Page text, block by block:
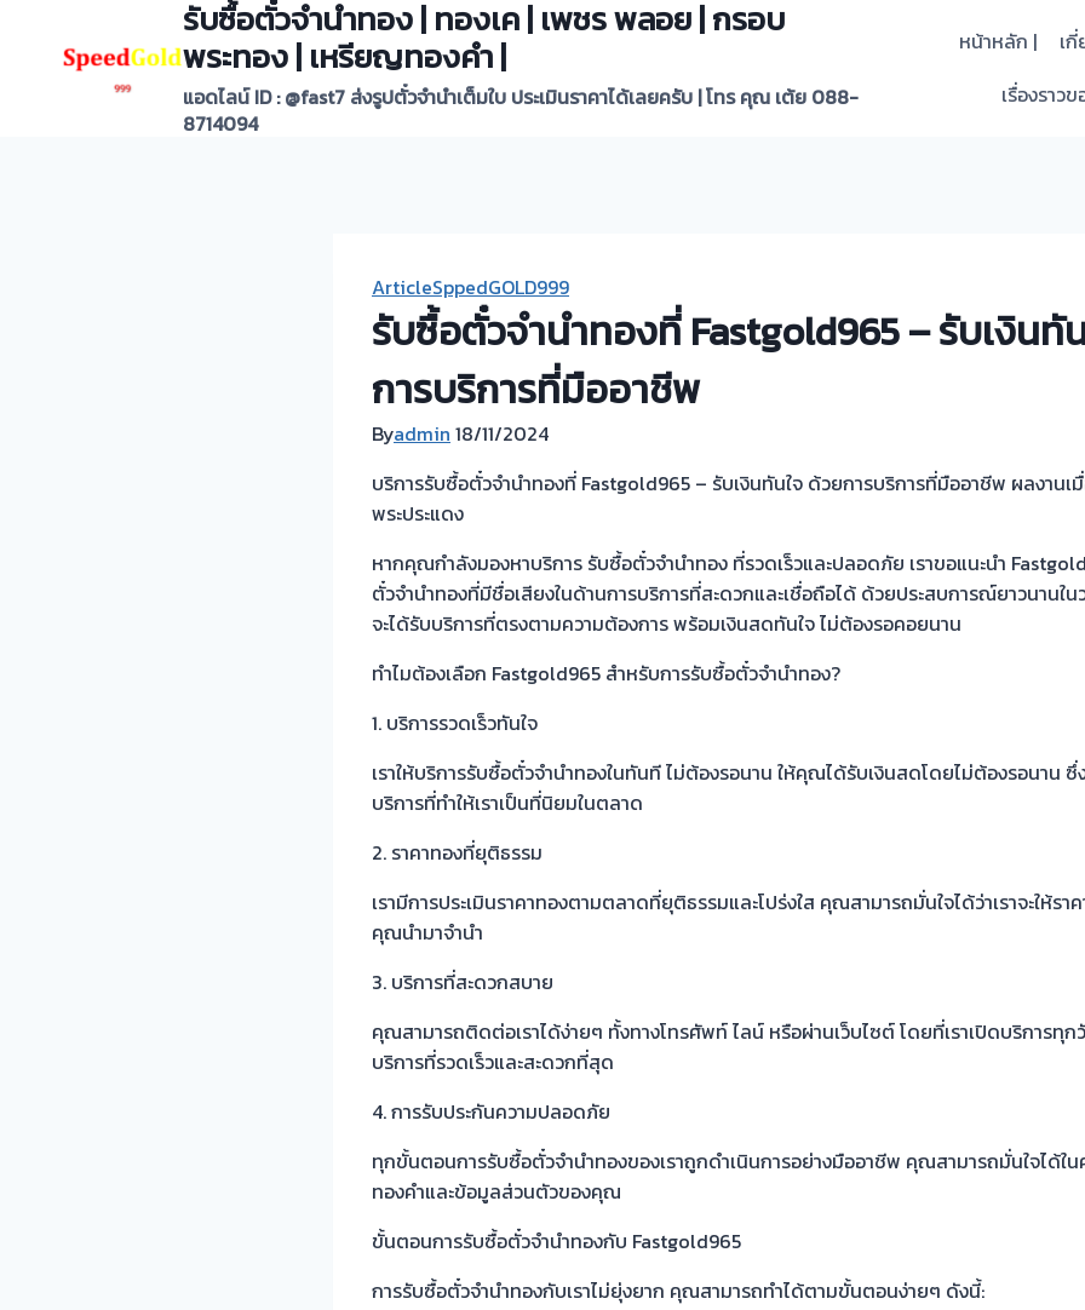
content
รับซื้อตั๋วจำนำทอง | ทองเค | เพชร พลอย | กรอบ
พระทอง | เหรียญทองคำ |
แอดไลน์ ID : @fast7 ส่งรูปตั๋วจำนำเต็มใบ ประเมินราคาได้เลยครับ | โทร คุณ เต้ย 088-
8714094
หน้าหลัก | เ
เรื่องราวข
ArticleSppedGOLD999
รับซื้อตั๋วจำนำทองที่ Fastgold965 – รับเงินทั
การบริการที่มืออาชีพ
Byadmin 18/11/2024
บริการรับซื้อตั๋วจำนำทองที่ Fastgold965 – รับเงินทันใจ ด้วยการบริการที่มืออาชีพ ผลงานเ
พระประแดง
หากคุณกำลังมองหาบริการ รับซื้อตั๋วจำนำทอง ที่รวดเร็วและปลอดภัย เราขอแนะนำ
ตั๋วจำนำทองที่มีชื่อเสียงในด้านการบริการที่สะดวกและเชื่อถือได้ ด้วยประสบการณ์ยาวนานใน
จะได้รับบริการที่ตรงตามความต้องการ พร้อมเงินสดทันใจ ไม่ต้องรอคอยนาน
ทำไมต้องเลือก Fastgold965 สำหรับการรับซื้อตั๋วจำนำทอง?
1. บริการรวดเร็วทันใจ
เราให้บริการรับซื้อตั๋วจำนำทองในทันที ไม่ต้องรอนาน ให้คุณได้รับเงินสดโดยไม่ต้องรอนาน
บริการที่ทำให้เราเป็นที่นิยมในตลาด
2. ราคาทองที่ยุติธรรม
เรามีการประเมินราคาทองตามตลาดที่ยุติธรรมและโปร่งใส คุณสามารถมั่นใจได้ว่าเราจะให้
คุณนำมาจำนำ
3. บริการที่สะดวกสบาย
คุณสามารถติดต่อเราได้ง่ายๆ ทั้งทางโทรศัพท์ ไลน์ หรือผ่านเว็บไซต์ โดยที่เราเปิดบริการทุ
บริการที่รวดเร็วและสะดวกที่สุด
4. การรับประกันความปลอดภัย
ทุกขั้นตอนการรับซื้อตั๋วจำนำทองของเราถูกดำเนินการอย่างมืออาชีพ คุณสามารถมั่นใจได้ใ
ทองคำและข้อมูลส่วนตัวของคุณ
ขั้นตอนการรับซื้อตั๋วจำนำทองกับ Fastgold965
การรับซื้อตั๋วจำนำทองกับเราไม่ยุ่งยาก คุณสามารถทำได้ตามขั้นตอนง่ายๆ ดังนี้: